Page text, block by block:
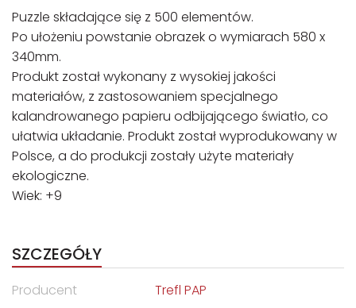
Puzzle składające się z 500 elementów.
Po ułożeniu powstanie obrazek o wymiarach 580 x
340mm.
Produkt został wykonany z wysokiej jakości
materiałów, z zastosowaniem specjalnego
kalandrowanego papieru odbijającego światło, co
ułatwia układanie. Produkt został wyprodukowany w
Polsce, a do produkcji zostały użyte materiały
ekologiczne.
Wiek: +9
SZCZEGÓŁY
Producent
Trefl PAP